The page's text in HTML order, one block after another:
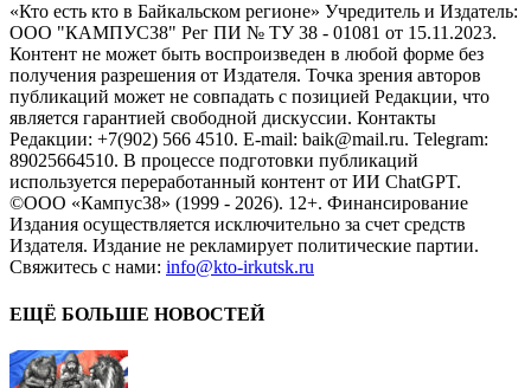
«Кто есть кто в Байкальском регионе» Учредитель и Издатель:
ООО "КАМПУС38" Рег ПИ № ТУ 38 - 01081 от 15.11.2023.
Контент не может быть воспроизведен в любой форме без
получения разрешения от Издателя. Точка зрения авторов
публикаций может не совпадать с позицией Редакции, что
является гарантией свободной дискуссии. Контакты
Редакции: +7(902) 566 4510. E-mail: baik@mail.ru. Telegram:
89025664510. В процессе подготовки публикаций
используется переработанный контент от ИИ ChatGPT.
©ООО «Кампус38» (1999 - 2026). 12+. Финансирование
Издания осуществляется исключительно за счет средств
Издателя. Издание не рекламирует политические партии.
Свяжитесь с нами: info@kto-irkutsk.ru
ЕЩЁ БОЛЬШЕ НОВОСТЕЙ